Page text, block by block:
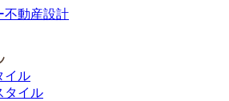
イル
タイル